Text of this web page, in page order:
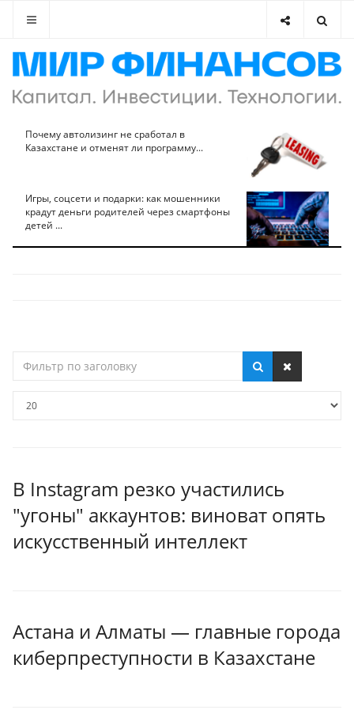
Почему автолизинг не сработал в
Казахстане и отменят ли программу...
Игры, соцсети и подарки: как мошенники
крадут деньги родителей через смартфоны
детей ...
по
В Instagram резко участились
"угоны" аккаунтов: виноват опять
искусственный интеллект
Астана и Алматы — главные города
киберпреступности в Казахстане